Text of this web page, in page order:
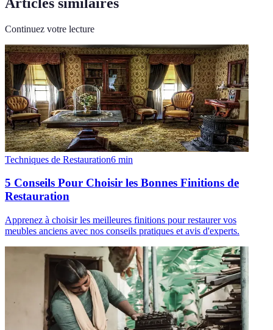
Continuez votre lecture
Techniques de Restauration6 min
5 Conseils Pour Choisir les Bonnes Finitions de
Restauration
Apprenez à choisir les meilleures finitions pour restaurer vos
meubles anciens avec nos conseils pratiques et avis d'experts.